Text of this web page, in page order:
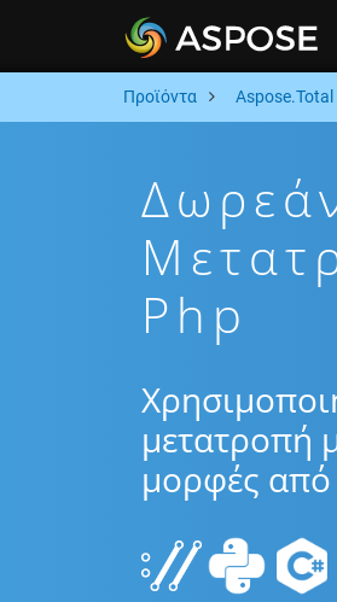
Προϊόντα Aspose.Total
Php
μετατροπή
μορφές